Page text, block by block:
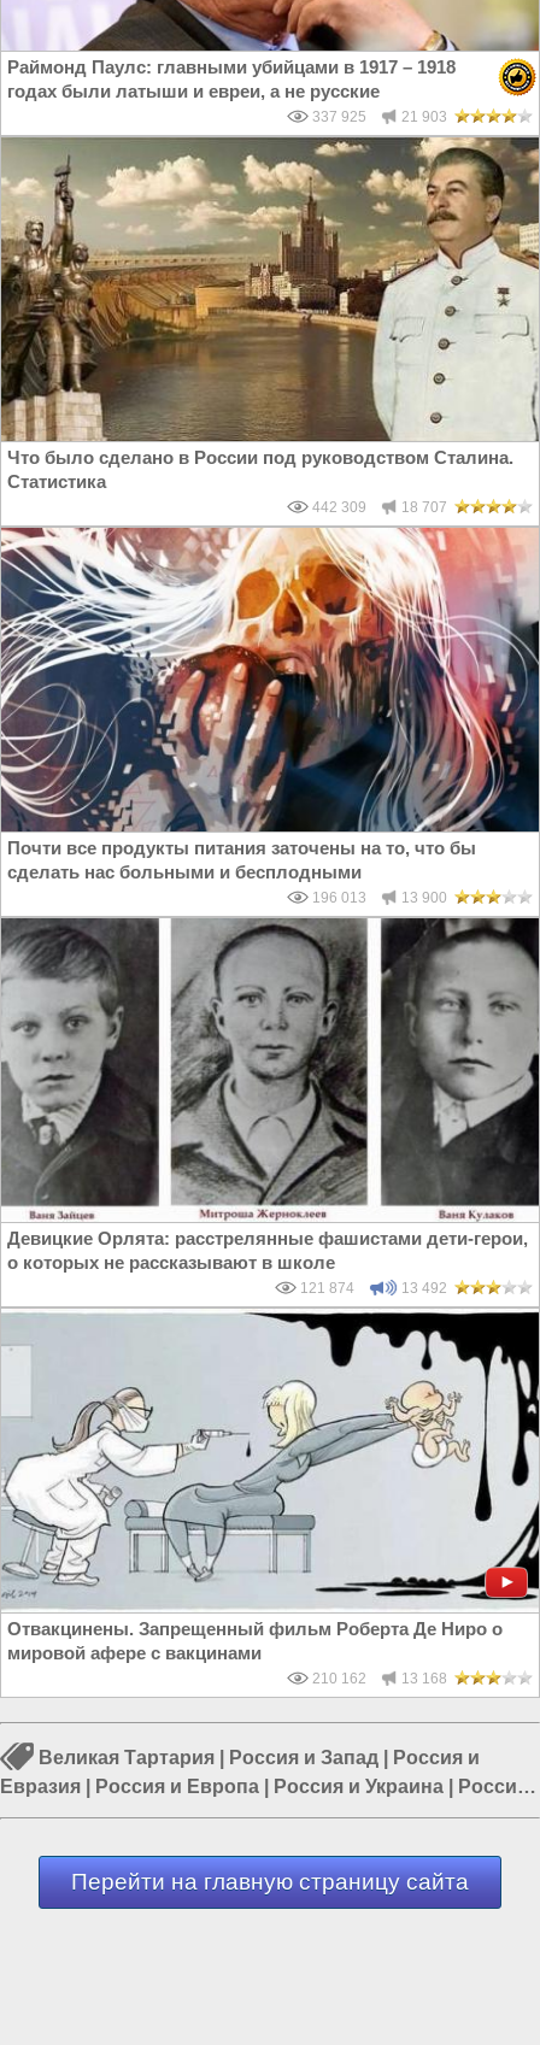
Раймонд Паулс: главными убийцами в 1917 – 1918
годах были латыши и евреи, а не русские
337 925 21 903
Что было сделано в России под руководством Сталина.
Статистика
442 309 18 707
Почти все продукты питания заточены на то, что бы
сделать нас больными и бесплодными
196 013 13 900
Девицкие Орлята: расстрелянные фашистами дети-герои,
о которых не рассказывают в школе
121 874 13 492
Отвакцинены. Запрещенный фильм Роберта Де Ниро о
мировой афере с вакцинами
210 162 13 168
Великая Тартария Россия и Запад
Россия и
Евразия
Россия и Европа Россия и Украина
Россия
и ЕС|Европа и Украина
Перейти на главную страницу сайта